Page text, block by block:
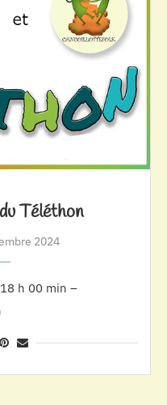
Téléthon
2024
h 00 min –